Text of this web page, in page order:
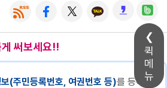
퀵
메
뉴
써보세요!!
(주민등록번호, 여권번호 등)를 등록할